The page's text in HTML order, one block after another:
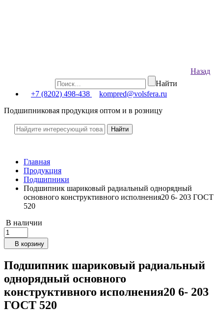
Назад
Найти
+7 (8202) 498-438
kompred@volsfera.ru
Подшипниковая продукция оптом и в розницу
Главная
Продукция
Подшипники
Подшипник шариковый радиальный однорядный
основного конструктивного исполнения20 6- 203 ГОСТ
520
В наличии
В корзину
Подшипник шариковый радиальный
однорядный основного
конструктивного исполнения20 6- 203
ГОСТ 520